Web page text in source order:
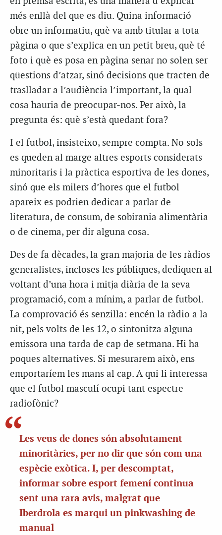
més enllà del que es diu. Quina informació
obre un informatiu, què va amb titular a tota
pàgina o que s’explica en un petit breu, què té
foto i què es posa en pàgina senar no solen ser
qüestions d’atzar, sinó decisions que tracten de
traslladar a l’audiència l’important, la qual
cosa hauria de preocupar-nos. Per això, la
pregunta és: què s’està quedant fora?
I el futbol, insisteixo, sempre compta. No sols
es queden al marge altres esports considerats
minoritaris i la pràctica esportiva de les dones,
sinó que els milers d’hores que el futbol
apareix es podrien dedicar a parlar de
literatura, de consum, de sobirania alimentària
o de cinema, per dir alguna cosa.
Des de fa dècades, la gran majoria de les ràdios
generalistes, incloses les públiques, dediquen al
voltant d’una hora i mitja diària de la seva
programació, com a mínim, a parlar de futbol.
La comprovació és senzilla: encén la ràdio a la
nit, pels volts de les 12, o sintonitza alguna
emissora una tarda de cap de setmana. Hi ha
poques alternatives. Si mesurarem això, ens
emportaríem les mans al cap. A qui li interessa
que el futbol masculí ocupi tant espectre
radiofònic?
Les veus de dones són absolutament
minoritàries, per no dir que són com una
espècie exòtica. I, per descomptat,
informar sobre esport femení continua
sent una rara avis, malgrat que
Iberdrola es marqui un pinkwashing de
manual